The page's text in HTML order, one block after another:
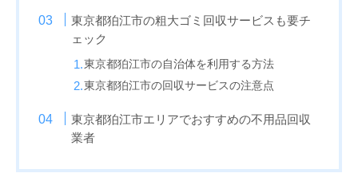
東京都狛江市の粗大ゴミ回収サービスも要チ
ェック
東京都狛江市の自治体を利用する方法
東京都狛江市の回収サービスの注意点
東京都狛江市エリアでおすすめの不用品回収
業者